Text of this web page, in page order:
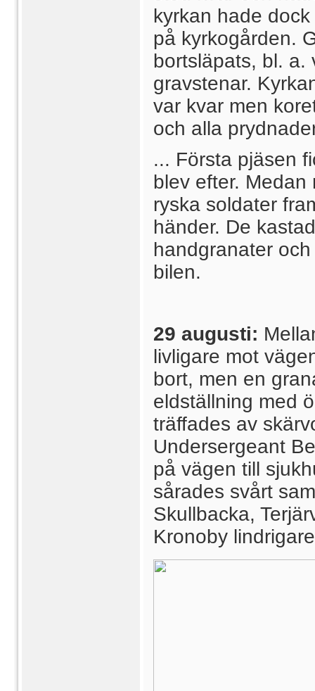
kyrkan hade
på kyrkogården.
bortsläpats, bl. a.
gravstenar.
var kvar men
och alla
... Första pjäsen
blev efter.
ryska soldater
händer. De
handgranater
bilen.
29 augusti:
livligare mot
bort, men en
eldställning med
träffades av
Undersergeant
på vägen till
sårades svårt
Skullbacka,
Kronoby